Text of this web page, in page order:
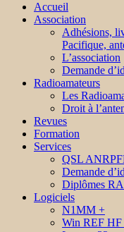
Accueil
Association
Adhésions,
Pacifique,
L’association
Demande
Radioamateurs
Les
Droit à
Revues
Formation
Services
QSL
Demande
Diplômes
Logiciels
N1MM +
Win REF